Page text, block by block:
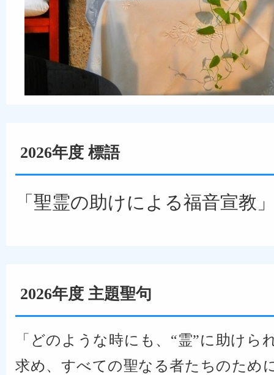
2026年度 標語
「聖霊の助けによる福音宣教
2026年度 主題聖句
「どのような時にも、“霊”に助けら
求め、すべての聖なる者たちのため